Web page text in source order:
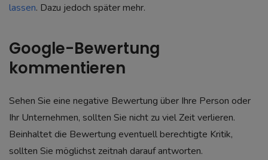
lassen. Dazu jedoch später mehr.
Google-Bewertung
kommentieren
Sehen Sie eine negative Bewertung über Ihre Person oder
Ihr Unternehmen, sollten Sie nicht zu viel Zeit verlieren.
Beinhaltet die Bewertung eventuell berechtigte Kritik,
sollten Sie möglichst zeitnah darauf antworten.